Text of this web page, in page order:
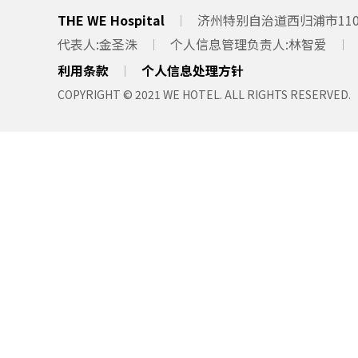
THE WE Hospital
济州特别自治道西归浦市
代表人 金圣洙 个人信息管理负责人 林智爱
利用条款
个人信息处理方针
COPYRIGHT © 2021 WE HOTEL. ALL RIGHTS RESERVED.